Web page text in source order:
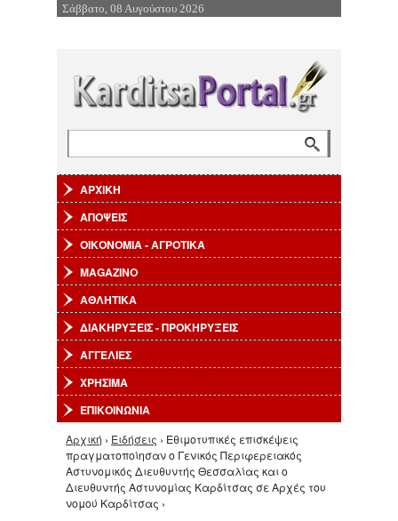
Επιστροφή στην Πλοήγηση
Σάββατο, 08 Αυγούστου 2026
ΑΡΧΙΚΗ
ΑΠΟΨΕΙΣ
ΟΙΚΟΝΟΜΙΑ - ΑΓΡΟΤΙΚΑ
MAGAZINO
ΑΘΛΗΤΙΚΑ
ΔΙΑΚΗΡΥΞΕΙΣ - ΠΡΟΚΗΡΥΞΕΙΣ
ΑΓΓΕΛΙΕΣ
ΧΡΗΣΙΜΑ
ΕΠΙΚΟΙΝΩΝΙΑ
Είστε εδώ
Αρχική › Ειδήσεις › Εθιμοτυπικές επισκέψεις
πραγματοποίησαν ο Γενικός Περιφερειακός
Αστυνομικός Διευθυντής Θεσσαλίας και ο
Διευθυντής Αστυνομίας Καρδίτσας σε Αρχές του
νομού Καρδίτσας ›